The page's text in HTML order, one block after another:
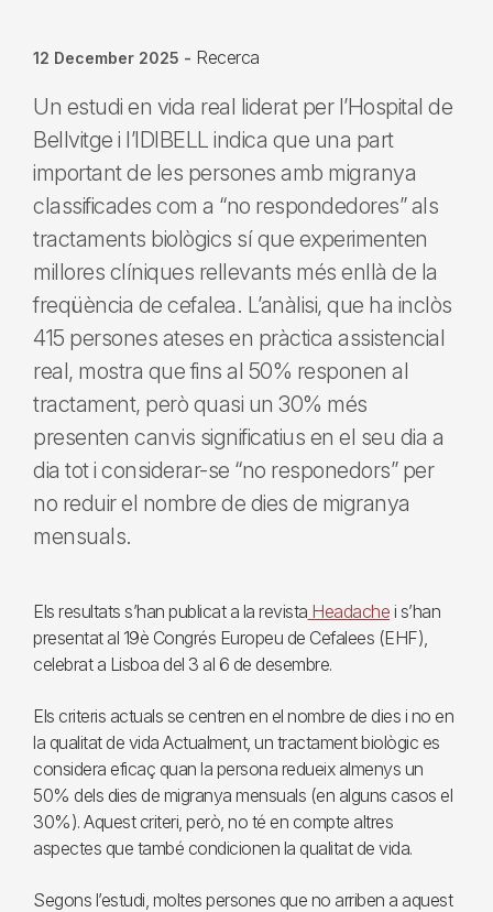
12 December 2025 - Recerca
Un estudi en vida real liderat per l’Hospital de
Bellvitge i l’IDIBELL indica que una part
important de les persones amb migranya
classificades com a “no respondedores” als
tractaments biològics sí que experimenten
millores clíniques rellevants més enllà de la
freqüència de cefalea. L’anàlisi, que ha inclòs
415 persones ateses en pràctica assistencial
real, mostra que fins al 50% responen al
tractament, però quasi un 30% més
presenten canvis significatius en el seu dia a
dia tot i considerar-se “no responedors” per
no reduir el nombre de dies de migranya
mensuals.
Els resultats s’han publicat a la revista Headache i s’han
presentat al 19è Congrés Europeu de Cefalees (EHF),
celebrat a Lisboa del 3 al 6 de desembre.
Els criteris actuals se centren en el nombre de dies i no en
la qualitat de vida Actualment, un tractament biològic es
considera eficaç quan la persona redueix almenys un
50% dels dies de migranya mensuals (en alguns casos el
30%). Aquest criteri, però, no té en compte altres
aspectes que també condicionen la qualitat de vida.
Segons l’estudi, moltes persones que no arriben a aquest